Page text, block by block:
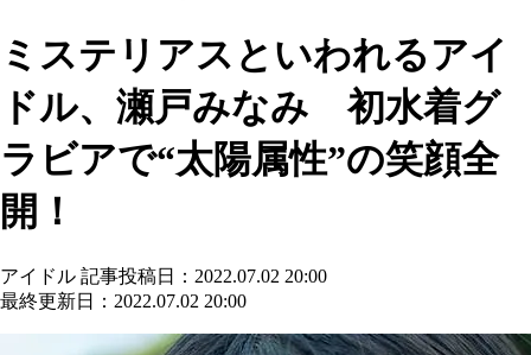
ミステリアスといわれるアイ
ドル、瀬戸みなみ 初水着グ
ラビアで“太陽属性”の笑顔全
開！
アイドル 記事投稿日：2022.07.02 20:00
最終更新日：2022.07.02 20:00